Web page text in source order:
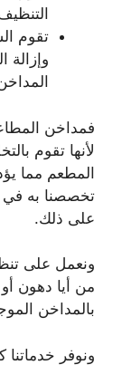
تقوم
فمداخن
لأنها تقوم
المطعم مما
تخصصنا به
على ذلك.
ونعمل على
من أيا دهون
بالمداخن
ونوفر خدماتنا